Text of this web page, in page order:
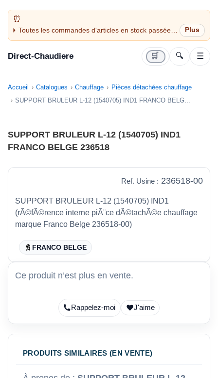
Toutes les commandes d'articles en stock passées
avant 14H sont expédiées le jour même (jours
Direct-Chaudiere 🛒 🔍 ☰
Accueil Catalogues Chauffage
Pièces détachées chauffage
SUPPORT BRULEUR L-12 (1540705) IND1 FRANCO BELG...
SUPPORT BRULEUR L-12 (1540705) IND1
FRANCO BELGE 236518
Ref. Usine : 236518-00
SUPPORT BRULEUR L-12 (1540705) IND1
(rÃ©fÃ©rence interne piÃ¨ce dÃ©tachÃ©e chauffage
marque Franco Belge 236518-00)
FRANCO BELGE
Ce produit n’est plus en vente.
Rappelez-moi J'aime
PRODUITS SIMILAIRES (EN VENTE)